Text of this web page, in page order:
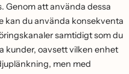
Genom att använda dessa
kan du använda konsekventa
samtidigt som du
kunder, oavsett vilken enhet
men med